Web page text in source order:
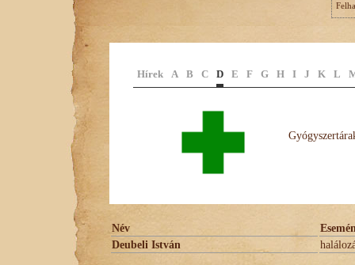
Hírek A B C D E F G H I J K L
Név
Deubeli István